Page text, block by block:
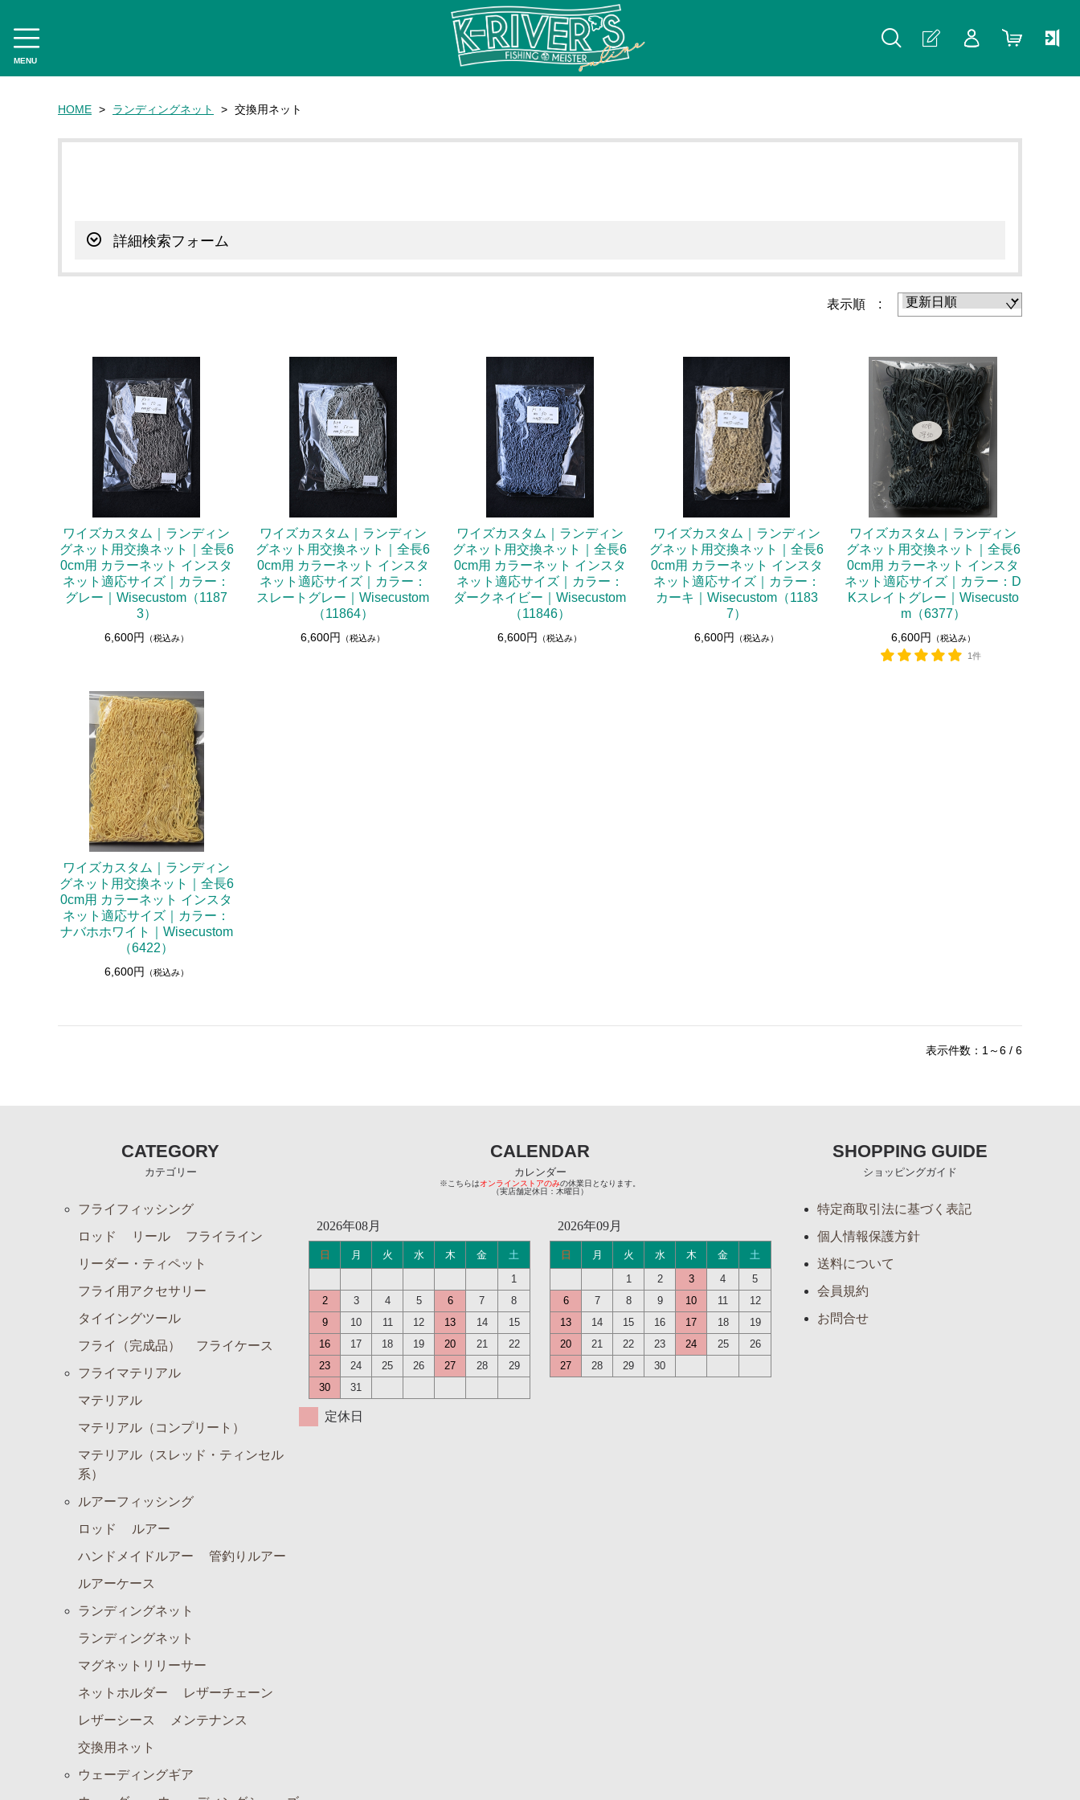
MENU
フライフィッシング
リーダー・ティペット
フライ用アクセサリー
フライケース
フライマテリアル
マテリアル（コンプリート）
マテリアル（スレッド・ティンセル系）
ロッド
ルアー
ハンドメイドルアー
ランディングネット
マグネットリリーサー
ネットホルダー
レザーチェーン
レザーシース
メンテナンス
交換用ネット
ウェーディングギア
ウェーダー
ヘッドギア
HOME ランディングネット 交換用ネット
詳細検索フォーム
表示順 :
ワイズカスタム｜ランディン
グネット用交換ネット｜全長6
0cm用 カラーネット インスタ
ネット適応サイズ｜カラー：
グレー｜Wisecustom（1187
3）
6,600円 （税込み）
ワイズカスタム｜ランディン
グネット用交換ネット｜全長6
0cm用 カラーネット インスタ
ネット適応サイズ｜カラー：
スレートグレー｜Wisecustom
（11864）
6,600円 （税込み）
ワイズカスタム｜ランディン
グネット用交換ネット｜全長6
0cm用 カラーネット インスタ
ネット適応サイズ｜カラー：
ダークネイビー｜Wisecustom
（11846）
6,600円 （税込み）
ワイズカスタム｜ランディン
グネット用交換ネット｜全長6
0cm用 カラーネット インスタ
ネット適応サイズ｜カラー：
カーキ｜Wisecustom（1183
7）
6,600円 （税込み）
ワイズカスタム｜ランディン
グネット用交換ネット｜全長6
0cm用 カラーネット インスタ
ネット適応サイズ｜カラー：D
Kスレイトグレー｜Wisecusto
m（6377）
6,600円
（税込み）
1件
ワイズカスタム｜ランディン
グネット用交換ネット｜全長6
0cm用 カラーネット インスタ
ネット適応サイズ｜カラー：
ナバホホワイト｜Wisecustom
（6422）
6,600円 （税込み）
表示件数：1～6 / 6
CATEGORY
カテゴリー
フライフィッシング
ロッド
リール
フライライン
リーダー・ティペット
フライ用アクセサリー
タイイングツール
フライ（完成品）
フライケース
フライマテリアル
マテリアル
マテリアル（コンプリート）
マテリアル（スレッド・ティンセル
系）
ルアーフィッシング
ロッド
ルアー
ハンドメイドルアー
管釣りルアー
ルアーケース
ランディングネット
ランディングネット
マグネットリリーサー
ネットホルダー
レザーチェーン
レザーシース
メンテナンス
交換用ネット
ウェーディングギア
CALENDAR
カレンダー
※こちらはオンラインストアのみの休業日となります。
（実店舗定休日：木曜日）
2026年08月
日 月 火 水 木 金
土
1
2
3 4 5 6 7
8
9
10 11 12 13 14
15
16
17 18 19 20 21
22
23
24 25 26 27 28
29
30
31
2026年09月
日 月 火 水 木 金
土
1
2 3 4
5
6
7 8 9 10 11
12
13
14 15 16 17 18
19
20
21 22 23 24 25
26
27
28 29 30
定休日
SHOPPING GUIDE
ショッピングガイド
特定商取引法に基づく表記
個人情報保護方針
送料について
会員規約
お問合せ